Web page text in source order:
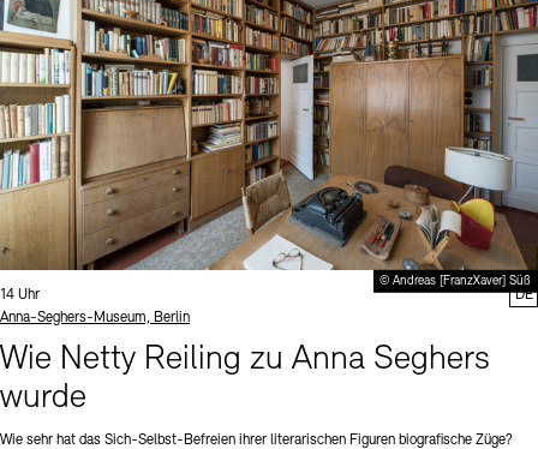
© Andreas [FranzXaver] Süß
Uhrzeit:
14 Uhr
Standort
Anna-Seghers-Museum, Berlin
Wie Netty Reiling zu Anna Seghers
wurde
Wie sehr hat das Sich-Selbst-Befreien ihrer literarischen Figuren biografische Züge?
DE